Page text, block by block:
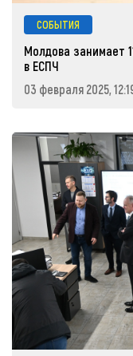
СОБЫТИЯ
Молдова занимает
в ЕСПЧ
03 февраля 2025,